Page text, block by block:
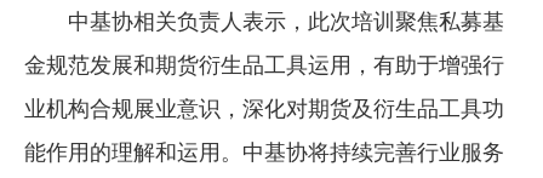
中基协相关负责人表示，此次培训聚焦私募基
金规范发展和期货衍生品工具运用，有助于增强行
业机构合规展业意识，深化对期货及衍生品工具功
能作用的理解和运用。中基协将持续完善行业服务